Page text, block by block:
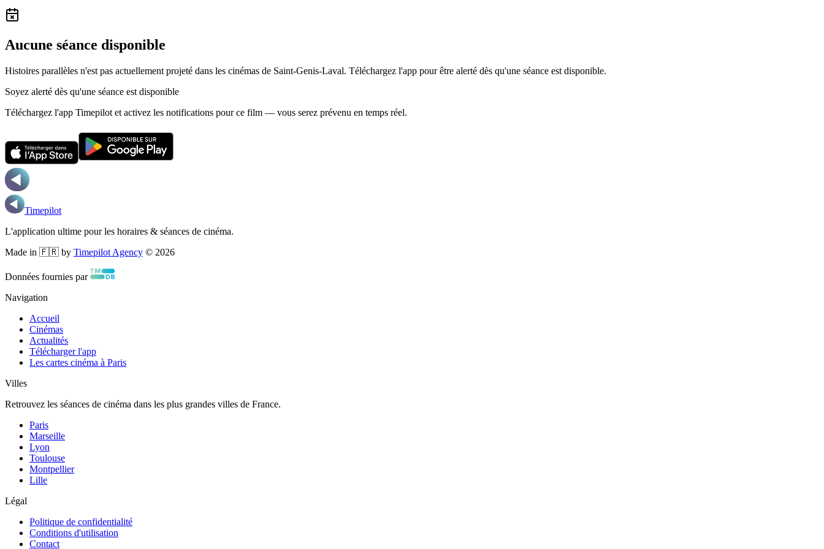
Aucune séance disponible
Histoires parallèles n'est pas actuellement projeté dans les cinémas de Saint-Genis-Laval. Téléchargez l'app pour être alerté dès qu'une séance est disponible.
Soyez alerté dès qu'une séance est disponible
Téléchargez l'app Timepilot et activez les notifications pour ce film — vous serez prévenu en temps réel.
Timepilot
L'application ultime pour les horaires & séances de cinéma.
Made in 🇫🇷 by Timepilot Agency © 2026
Données fournies par
Navigation
Accueil
Cinémas
Actualités
Télécharger l'app
Les cartes cinéma à Paris
Villes
Retrouvez les séances de cinéma dans les plus grandes villes de France.
Paris
Marseille
Lyon
Toulouse
Montpellier
Lille
Légal
Politique de confidentialité
Conditions d'utilisation
Contact